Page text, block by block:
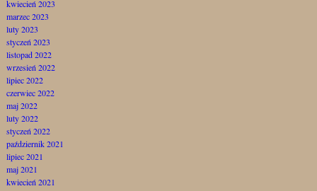
kwiecień 2023
marzec 2023
luty 2023
styczeń 2023
listopad 2022
wrzesień 2022
lipiec 2022
czerwiec 2022
maj 2022
luty 2022
styczeń 2022
październik 2021
lipiec 2021
maj 2021
kwiecień 2021